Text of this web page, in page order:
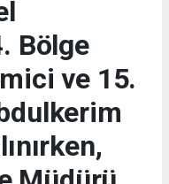
Bölge
ve 15.